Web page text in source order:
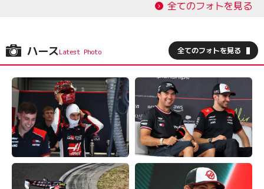
全てのフォトを見る
ハース 全てのフォトを見る